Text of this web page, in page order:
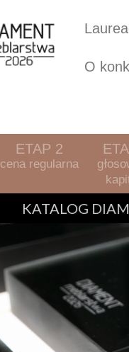
O
ETAP 2
cena regularna
KATALOG